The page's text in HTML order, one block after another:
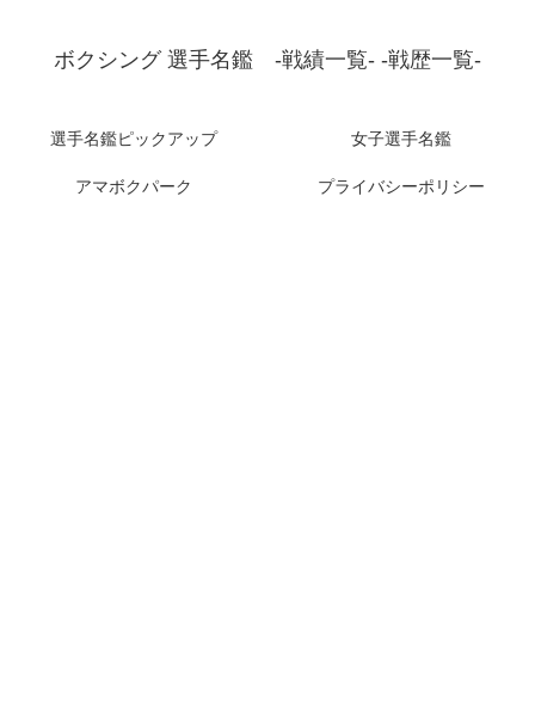
ボクシング 選手名鑑 -戦績一覧- -戦歴一覧-
選手名鑑ピックアップ 女子選手名鑑
アマボクパーク プライバシーポリシー